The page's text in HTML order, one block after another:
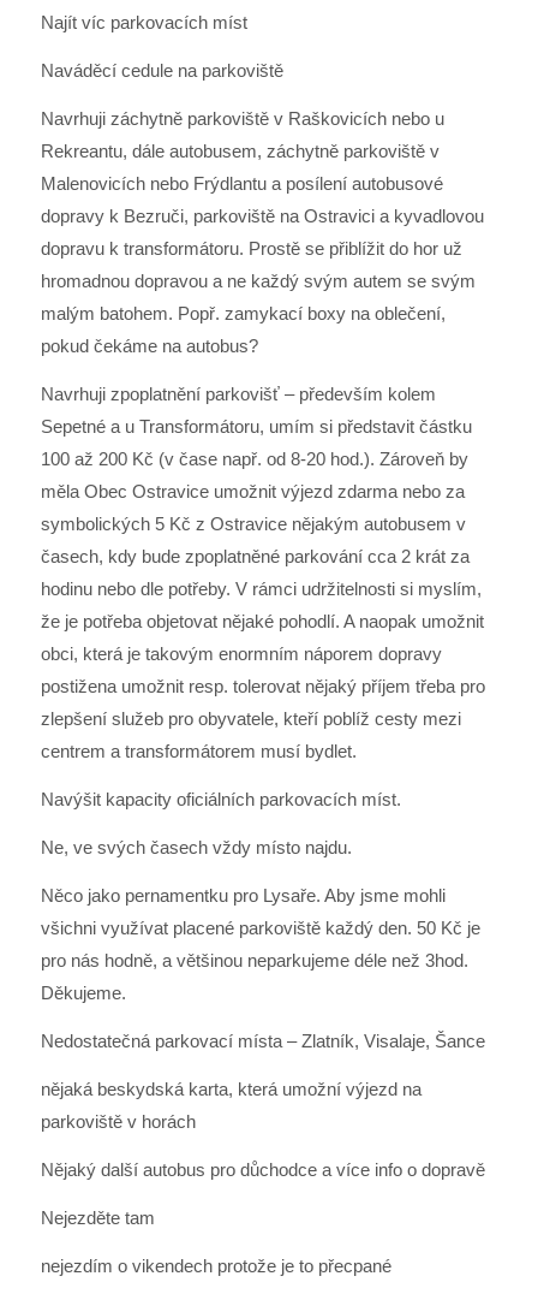
Najít víc parkovacích míst
Naváděcí cedule na parkoviště
Navrhuji záchytně parkoviště v Raškovicích nebo u
Rekreantu, dále autobusem, záchytně parkoviště v
Malenovicích nebo Frýdlantu a posílení autobusové
dopravy k Bezruči, parkoviště na Ostravici a kyvadlovou
dopravu k transformátoru. Prostě se přiblížit do hor už
hromadnou dopravou a ne každý svým autem se svým
malým batohem. Popř. zamykací boxy na oblečení,
pokud čekáme na autobus?
Navrhuji zpoplatnění parkovišť – především kolem
Sepetné a u Transformátoru, umím si představit částku
100 až 200 Kč (v čase např. od 8-20 hod.). Zároveň by
měla Obec Ostravice umožnit výjezd zdarma nebo za
symbolických 5 Kč z Ostravice nějakým autobusem v
časech, kdy bude zpoplatněné parkování cca 2 krát za
hodinu nebo dle potřeby. V rámci udržitelnosti si myslím,
že je potřeba objetovat nějaké pohodlí. A naopak umožnit
obci, která je takovým enormním náporem dopravy
postižena umožnit resp. tolerovat nějaký příjem třeba pro
zlepšení služeb pro obyvatele, kteří poblíž cesty mezi
centrem a transformátorem musí bydlet.
Navýšit kapacity oficiálních parkovacích míst.
Ne, ve svých časech vždy místo najdu.
Něco jako pernamentku pro Lysaře. Aby jsme mohli
všichni využívat placené parkoviště každý den. 50 Kč je
pro nás hodně, a většinou neparkujeme déle než 3hod.
Děkujeme.
Nedostatečná parkovací místa – Zlatník, Visalaje, Šance
nějaká beskydská karta, která umožní výjezd na
parkoviště v horách
Nějaký další autobus pro důchodce a více info o dopravě
Nejezděte tam
nejezdím o vikendech protože je to přecpané